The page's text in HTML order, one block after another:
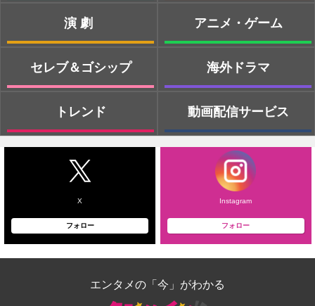
演劇
セレブ＆ゴシップ
トレンド
アニメ・ゲーム
海外ドラマ
動画配信サービス
X
フォロー
Instagram
フォロー
エンタメの「今」がわかる